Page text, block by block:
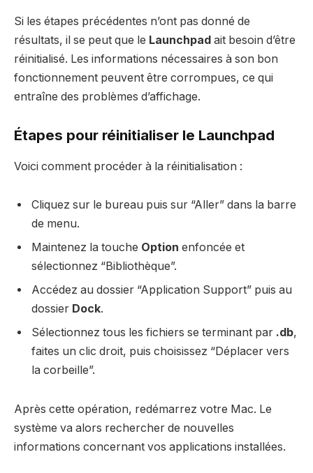
Si les étapes précédentes n’ont pas donné de
résultats, il se peut que le Launchpad ait besoin d’être
réinitialisé. Les informations nécessaires à son bon
fonctionnement peuvent être corrompues, ce qui
entraîne des problèmes d’affichage.
Étapes pour réinitialiser le Launchpad
Voici comment procéder à la réinitialisation :
Cliquez sur le bureau puis sur “Aller” dans la barre
de menu.
Maintenez la touche Option enfoncée et
sélectionnez “Bibliothèque”.
Accédez au dossier “Application Support” puis au
dossier Dock.
Sélectionnez tous les fichiers se terminant par .db,
faites un clic droit, puis choisissez “Déplacer vers
la corbeille”.
Après cette opération, redémarrez votre Mac. Le
système va alors rechercher de nouvelles
informations concernant vos applications installées.